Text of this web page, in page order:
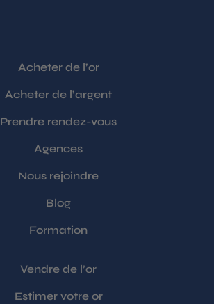
Acheter de l’or
Acheter de l’argent
Prendre rendez-vous
Agences
Nous rejoindre
Blog
Formation
Vendre de l’or
Estimer votre or